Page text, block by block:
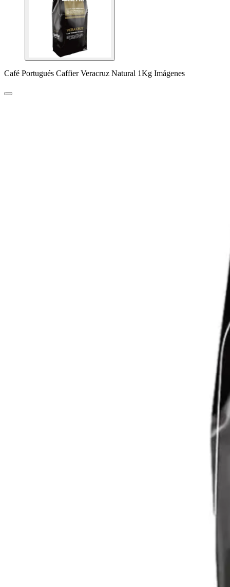
Café Portugués Caffier Veracruz Natural 1Kg Imágenes